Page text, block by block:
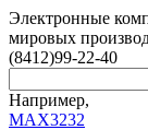
Электронные
мировых
(8412)99-22-40
Например,
MAX3232